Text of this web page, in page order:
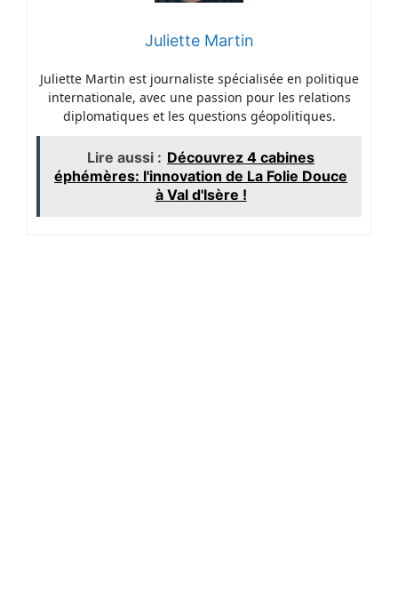
Juliette Martin
Juliette Martin est journaliste spécialisée en politique
internationale, avec une passion pour les relations
diplomatiques et les questions géopolitiques.
Lire aussi : Découvrez 4 cabines
éphémères: l'innovation de La Folie Douce
à Val d'Isère !